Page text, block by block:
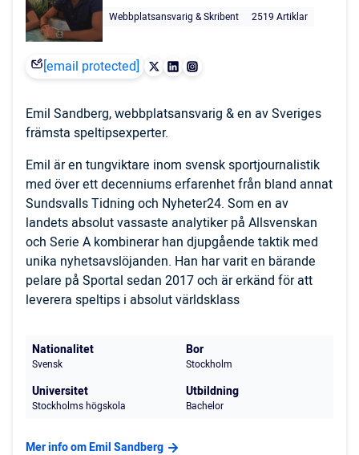
Webbplatsansvarig & Skribent
2519 Artiklar
[email protected]
Emil Sandberg, webbplatsansvarig & en av Sveriges
främsta speltipsexperter.
Emil är en tungviktare inom svensk sportjournalistik
med över ett decenniums erfarenhet från bland annat
Sundsvalls Tidning och Nyheter24. Som en av
landets absolut vassaste analytiker på Allsvenskan
och Serie A kombinerar han djupgående taktik med
unika nyhetsavslöjanden. Han har varit en bärande
pelare på Sportal sedan 2017 och är erkänd för att
leverera speltips i absolut världsklass
Nationalitet
Svensk
Bor
Stockholm
Universitet
Stockholms högskola
Utbildning
Bachelor
Mer info om Emil Sandberg